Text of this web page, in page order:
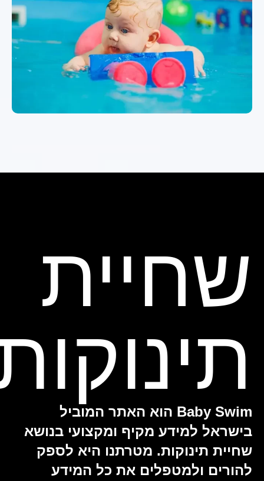
שחיית
תינוקות
Baby Swim הוא האתר המוביל
בישראל למידע מקיף ומקצועי בנושא
שחיית תינוקות. מטרתנו היא לספק
להורים ולמטפלים את כל המידע